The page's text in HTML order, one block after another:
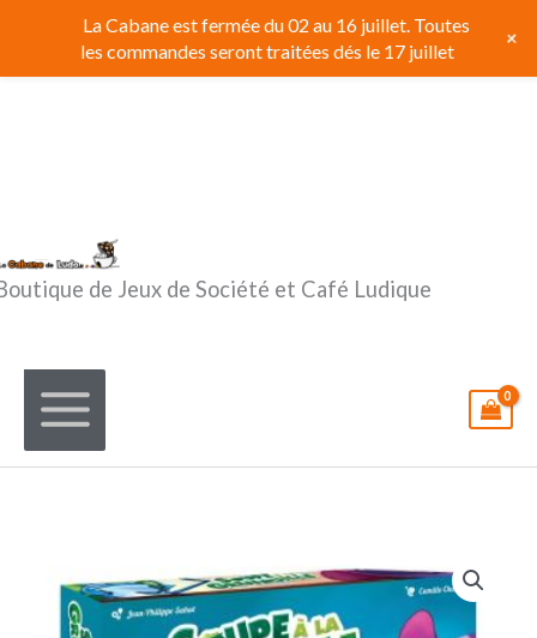
contenu
de Jeux de Société et Café Ludique
La Cabane est fermée du 02 au 16 juillet. Toutes
les commandes seront traitées dés le 17 juillet
+